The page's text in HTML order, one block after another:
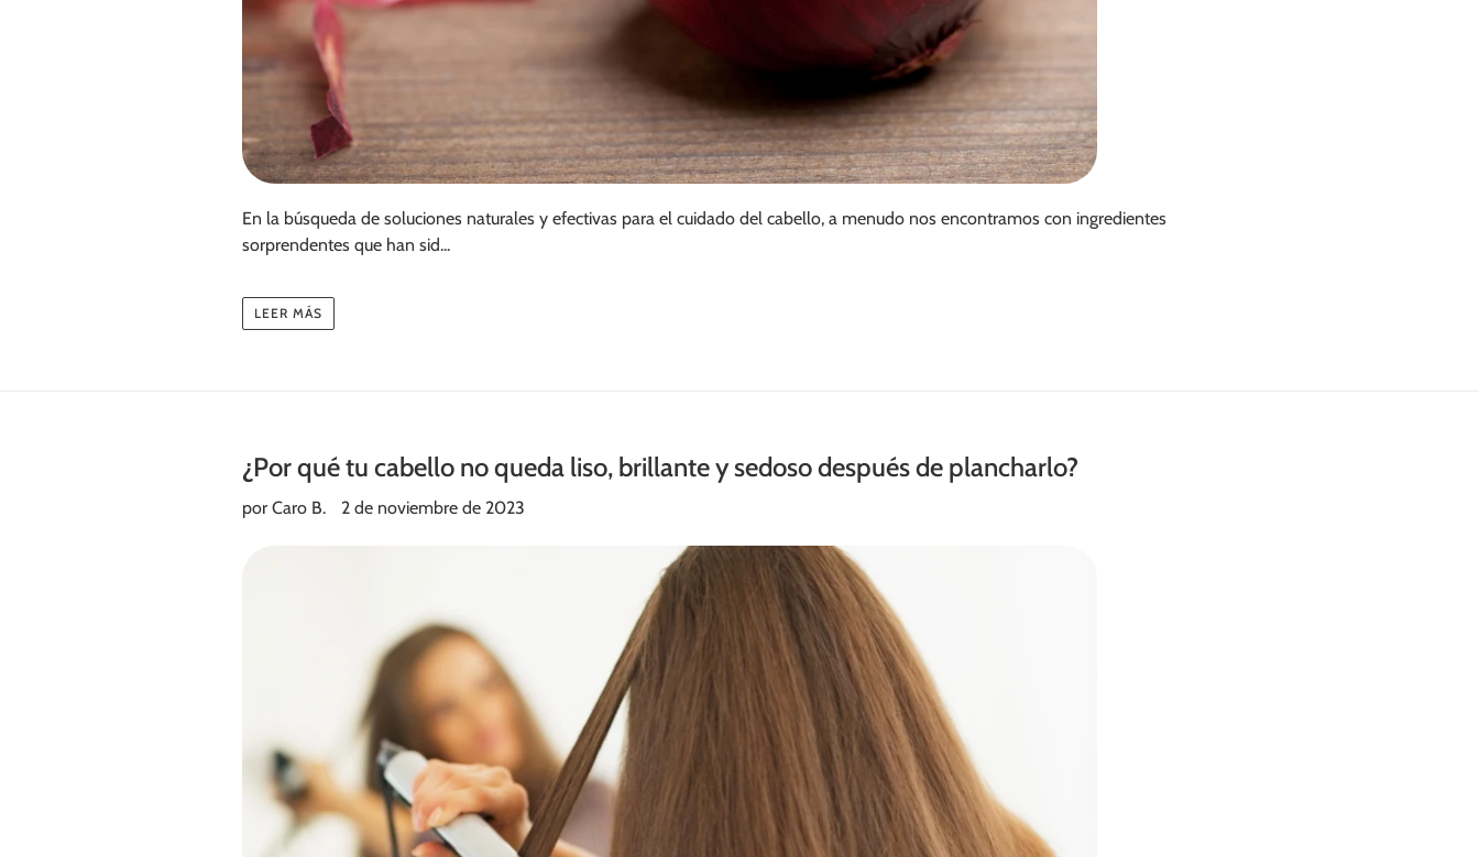
En la búsqueda de soluciones naturales y efectivas para el cuidado del cabello, a menudo nos encontramos con ingredientes
sorprendentes que han sid...
LEER MÁS
¿Por qué tu cabello no queda liso, brillante y sedoso después de plancharlo?
por Caro B. 2 de noviembre de 2023